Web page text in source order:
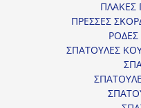
ΠΛΑΚΕΣ
ΠΡΕΣΣΕΣ
ΣΠΑΤΟΥΛΕΣ